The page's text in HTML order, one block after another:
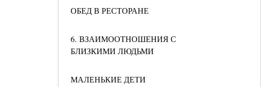
ОБЕД В РЕСТОРАНЕ
6. ВЗАИМООТНОШЕНИЯ С
БЛИЗКИМИ ЛЮДЬМИ
МАЛЕНЬКИЕ ДЕТИ